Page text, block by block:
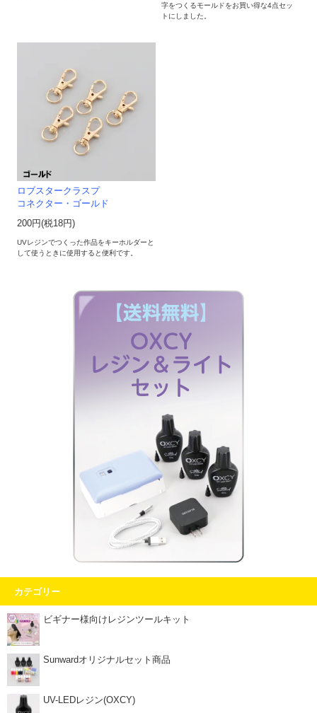
字をつくるモールドをお買い得な4点セッ
トにしました。
ロブスタークラスプ
コネクター・ゴールド
200円(税18円)
UVレジンでつくった作品をキーホルダーと
して使うときに使用すると便利です。
カテゴリー
ビギナー様向けレジンツールキット
Sunwardオリジナルセット商品
UV-LEDレジン(OXCY)